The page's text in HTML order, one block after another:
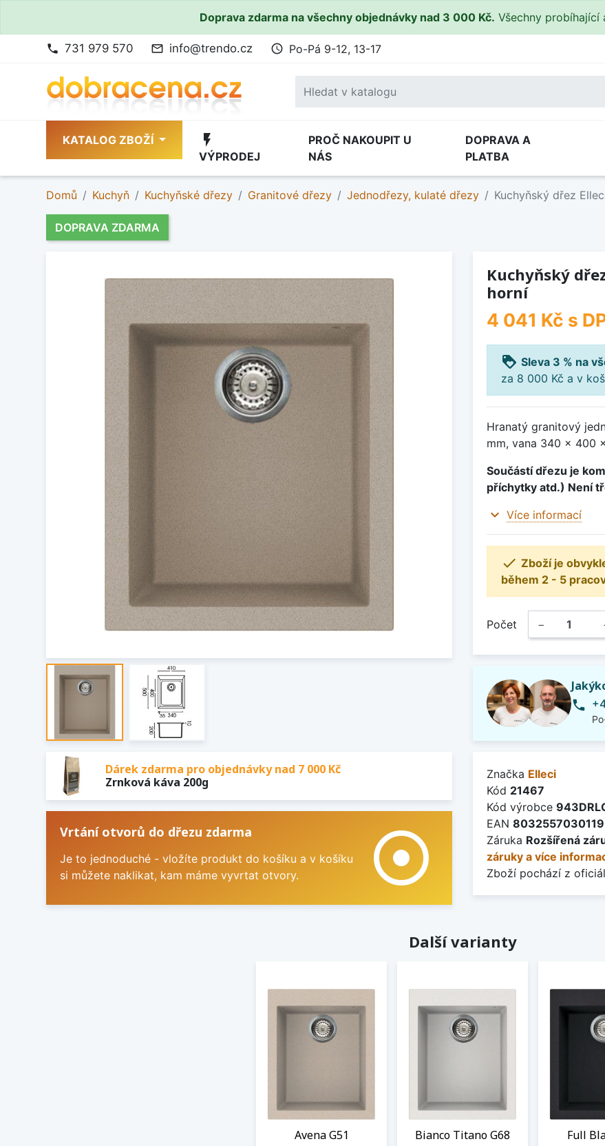
Doprava zdarma na všechny objednávky nad 3 000 Kč. Všechny probíhající
phone 731 979 570 mail_outline info@trendo.cz access_time Po-Pá 9-12, 13-17
KATALOG ZBOŽÍ flash_on
VÝPRODEJ
PROČ NAKOUPIT U
NÁS
DOPRAVA A
PLATBA
Domů Kuchyň Kuchyňské dřezy Granitové dřezy Jednodřezy, kulaté dřezy Kuchyňský dřez
DOPRAVA ZDARMA
Dárek zdarma pro objednávky nad 7 000 Kč
Zrnková káva 200g
Vrtání otvorů do dřezu zdarma
Je to jednoduché - vložíte produkt do košíku a v košíku
si můžete naklikat, kam máme vyvrtat otvory.
adjust
Kuchyňský
horní
4 041 Kč s
loyalty Sleva 3 % na
za 8 000 Kč a v
Hranatý granitový
mm, vana 340 x 400
Součástí dřezu je
příchytky atd.) Není
expand_more Více informací
 Zboží je
během 2 - 5
Počet −
phone
Značka Elleci
Kód 21467
Kód výrobce
EAN 8032557030119
Záruka Rozšířená
záruky a více
Zboží pochází z
Další varianty
Avena G51 Bianco Titano G68 Full